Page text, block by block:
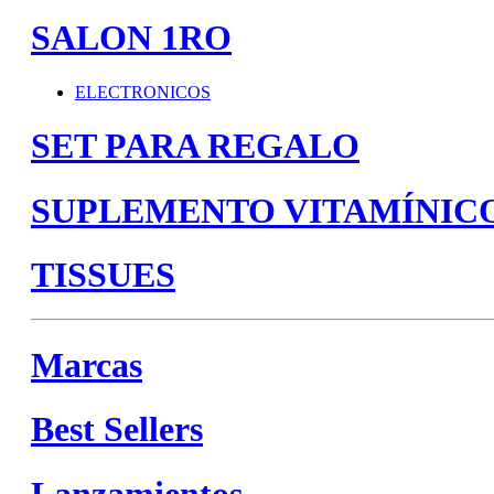
SALON 1RO
ELECTRONICOS
SET PARA REGALO
SUPLEMENTO
TISSUES
Marcas
Best Sellers